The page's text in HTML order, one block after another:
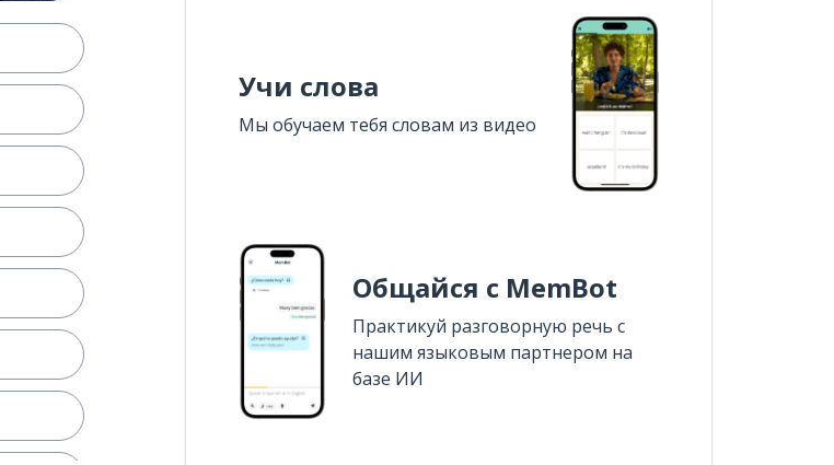
Учи слова
Мы обучаем тебя словам из видео
Общайся с MemBot
Практикуй разговорную речь с
нашим языковым партнером на
базе ИИ